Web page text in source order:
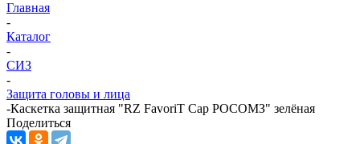
Главная
-
Каталог
-
СИЗ
-
Защита головы и лица
-Каскетка защитная "RZ FavoriT Cap РОСОМЗ" зелёная
Поделиться